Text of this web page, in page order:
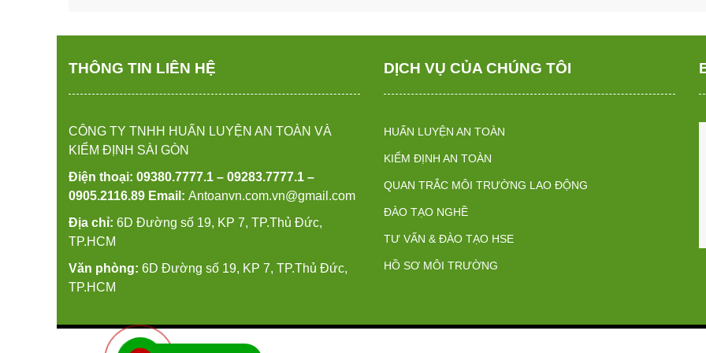
THÔNG TIN LIÊN HỆ
CÔNG TY TNHH HUẤN LUYỆN AN TOÀN VÀ
KIỂM ĐỊNH SÀI GÒN
Điện thoại: 09380.7777.1 – 09283.7777.1 –
0905.2116.89 Email: Antoanvn.com.vn@gmail.com
Địa chỉ: 6D Đường số 19, KP 7, TP.Thủ Đức,
TP.HCM
Văn phòng: 6D Đường số 19, KP 7, TP.Thủ Đức,
TP.HCM
DỊCH VỤ CỦA CHÚNG TÔI
HUẤN LUYỆN AN TOÀN
KIỂM ĐỊNH AN TOÀN
QUAN TRẮC MÔI TRƯỜNG LAO ĐỘNG
ĐÀO TẠO NGHỀ
TƯ VẤN & ĐÀO TẠO HSE
HỒ SƠ MÔI TRƯỜNG